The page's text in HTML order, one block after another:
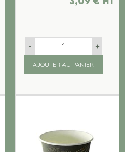
- +
AJOUTER AU PANIER